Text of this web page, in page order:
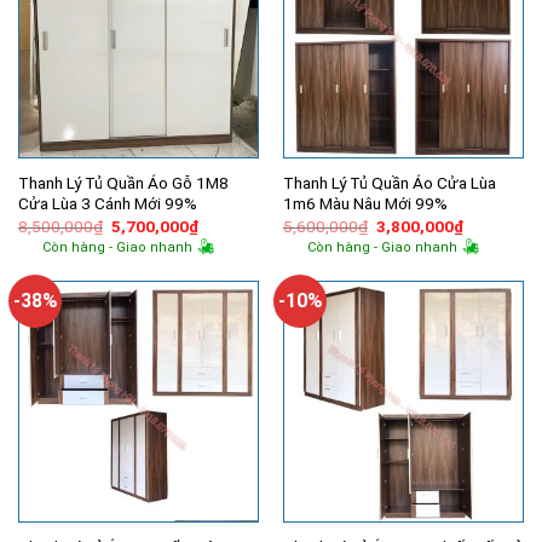
Thanh Lý Tủ Quần Áo Gỗ 1M8
Cửa Lùa 3 Cánh Mới 99%
8,500,000₫ Giá
gốc
là:
5,700,000₫Giá
hiện
tại
5,700,000₫.
Còn hàng - Giao nhanh
Thanh Lý Tủ Quần Áo Cửa Lùa
1m6 Màu Nâu Mới 99%
5,600,000₫ Giá
gốc
là:
3,800,000₫Giá
hiện
tại
Còn hàng - Giao nhanh
-38% -10%